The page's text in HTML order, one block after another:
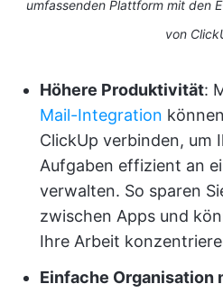
umfassenden Plattform mit den
von
Höhere Produktivität:
Mail-Integration
ClickUp verbinden, um
Aufgaben effizient an
verwalten. So sparen
zwischen Apps und
Ihre Arbeit
Einfache Organisation